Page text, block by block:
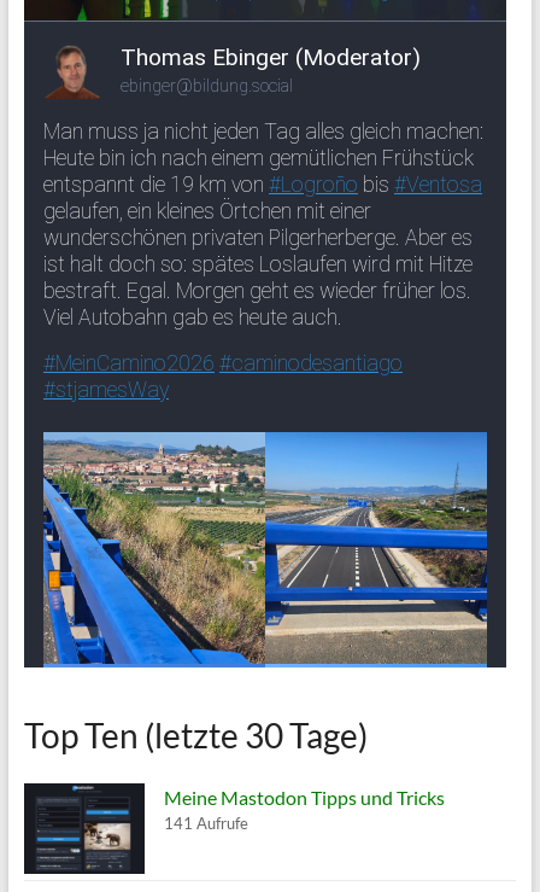
Top Ten (letzte 30 Tage)
Meine Mastodon Tipps und Tricks
141 Aufrufe